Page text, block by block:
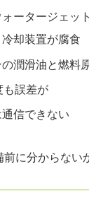
ータージェッ
却装置が腐食
潤滑油と燃料
も誤差が
信できない
に分からない